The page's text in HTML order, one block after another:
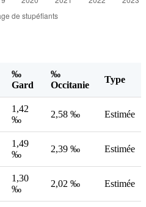
‰
Gard
‰
Occitanie
Type
1,42
‰
2,58 ‰ Estimée
1,49
‰
2,39 ‰ Estimée
1,30
‰
2,02 ‰ Estimée